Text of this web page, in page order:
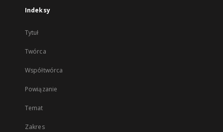
Indeksy
Tytuł
Twórca
Współtwórca
Powiązanie
Temat
Zakres